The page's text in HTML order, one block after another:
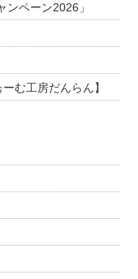
ペーン2026」
む工房だんらん】